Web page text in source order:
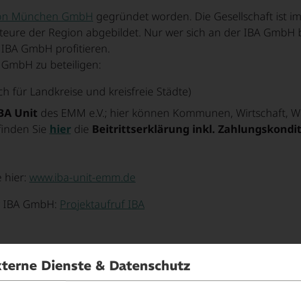
München GmbH gegründet worden. Die Gesellschaft ist
der Region abgebildet. Nur wer sich an der IBA
GmbH profitieren.
zu beteiligen:
für Landkreise und kreisfreie Städte)
Unit des EMM e.V.; hier können Kommunen, Wirtschaft,
Sie hierdie Beitrittserklärung inkl.
hier: www.iba-unit-emm.de
GmbH: Projektaufruf IBA
Dienste & Datenschutz